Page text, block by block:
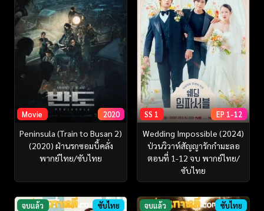
Movie 2020
Peninsula (Train to Busan 2)
(2020) ฝ่านรกซอมบี้คลั่ง
พากย์ไทย/ซับไทย
SS 1 EP 1-12
Wedding Impossible (2024)
ป่วนวิวาห์สัญญารักกำมะลอ
ตอนที่ 1-12 จบ พากย์ไทย/
ซับไทย
จบแล้ว ซับไทย จบแล้ว ซับไทย